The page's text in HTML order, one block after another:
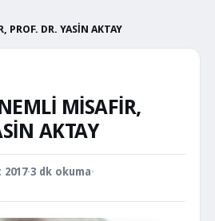
PROF. DR. YASİN AKTAY
MİSAFİR,
AKTAY
2017·3 dk okuma·